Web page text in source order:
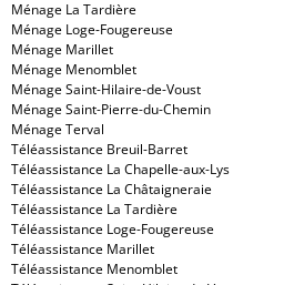
Ménage La Tardière
Ménage Loge-Fougereuse
Ménage Marillet
Ménage Menomblet
Ménage Saint-Hilaire-de-Voust
Ménage Saint-Pierre-du-Chemin
Ménage Terval
Téléassistance Breuil-Barret
Téléassistance La Chapelle-aux-Lys
Téléassistance La Châtaigneraie
Téléassistance La Tardière
Téléassistance Loge-Fougereuse
Téléassistance Marillet
Téléassistance Menomblet